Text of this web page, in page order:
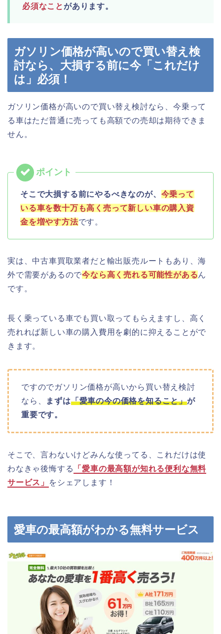
必須なこと があります。
ガソリン価格が高いので買い替え検
討なら、大損する前に今「これだけ
は」必須！
ガソリン価格が高いので買い替え検討なら、今乗って
る車はただ普通に売っても高額での売却は期待できま
せん。
そこで大損する前にやるべきなのが、 今乗って
いる車を数十万も高く売って新しい車の購入資
金を増やす方法です。
実は、中古車買取業者だと輸出販売ルートもあり、海
外で需要があるので今なら高く売れる可能性があるん
です。
長く乗っている車でも買い取ってもらえますし、高く
売れれば新しい車の購入費用を劇的に抑えることがで
きます。
ですのでガソリン価格が高いから買い替え検討
なら、
まずは「愛車の今の価格を知ること」が
重要です。
そこで、言わないけどみんな使ってる、これだけは使
わなきゃ後悔する
「愛車の最高額が知れる便利な無料
サービス」
をシェアします！
愛車の最高額がわかる無料サービス